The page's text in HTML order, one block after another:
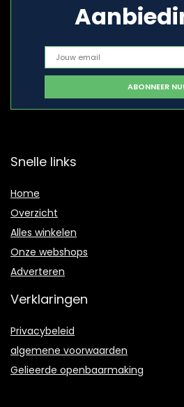
Snelle links
Home
Overzicht
Alles winkelen
Onze webshops
Adverteren
Verklaringen
Privacybeleid
algemene voorwaarden
Gelieerde openbaarmaking